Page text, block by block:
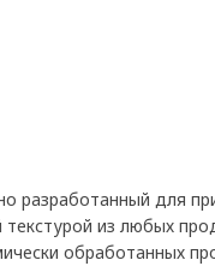
разработанный для
из любых
обработанных